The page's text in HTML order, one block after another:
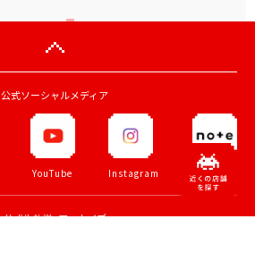
公式ソーシャルメディア
YouTube Instagram note
公式生放送・アーカイブ